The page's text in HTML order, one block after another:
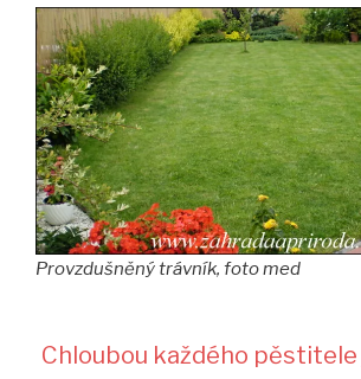
Provzdušněný trávník, foto med
Chloubou každého